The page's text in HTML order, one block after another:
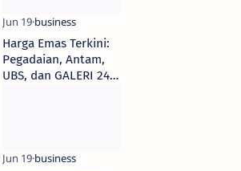
Harga Emas Terkini:
Pegadaian, Antam,
UBS, dan GALERI 24